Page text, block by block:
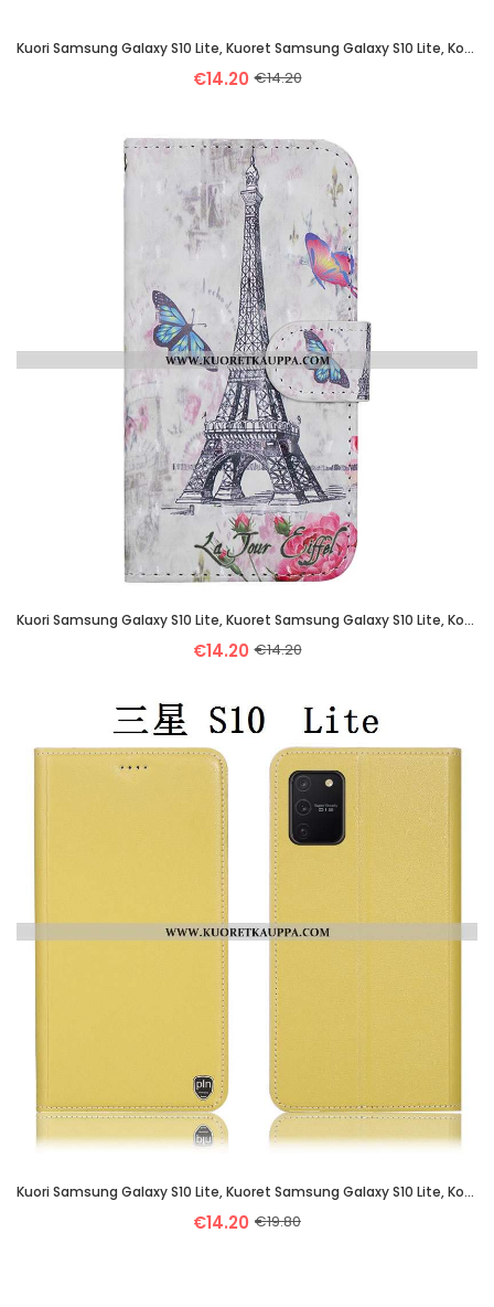
Kuori Samsung Galaxy S10 Lite, Kuoret Samsung Galaxy S10 Lite, Kotelo Samsung Galaxy S10 Lite Suojau
€14.20 €14.20
Kuori Samsung Galaxy S10 Lite, Kuoret Samsung Galaxy S10 Lite, Kotelo Samsung Galaxy S10 Lite Persoo
€14.20 €14.20
Kuori Samsung Galaxy S10 Lite, Kuoret Samsung Galaxy S10 Lite, Kotelo Samsung Galaxy S10 Lite Suojau
€14.20 €19.80